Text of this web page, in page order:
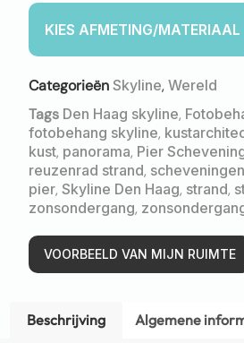
Categorieën Skyline, Wereld
Tags Den Haag skyline,
fotobehang skyline,
kust, panorama, Pier
reuzenrad strand, scheveningen
pier, Skyline Den Haag, strand,
zonsondergang,
VOORBEELD VAN MIJN RUIMTE
Beschrijving Algemene